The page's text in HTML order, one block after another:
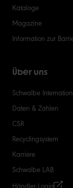
Kataloge
Magazine
Information zur
Über uns
Schwalbe
Daten & Zahlen
CSR
Recyclingsystem
Karriere
Schwalbe LAB
Händler-Login